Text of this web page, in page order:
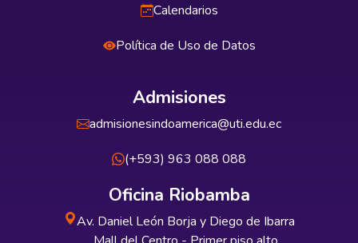
Calendarios
Política de Uso de Datos
Admisiones
admisionesindoamerica@uti.edu.ec
(+593) 963 088 088
Oficina Riobamba
Av. Daniel León Borja y Diego de Ibarra